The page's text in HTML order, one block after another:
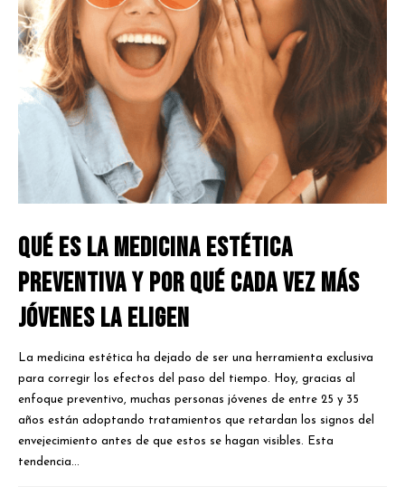
Qué es la medicina estética
preventiva y por qué cada vez más
jóvenes la eligen
La medicina estética ha dejado de ser una herramienta exclusiva
para corregir los efectos del paso del tiempo. Hoy, gracias al
enfoque preventivo, muchas personas jóvenes de entre 25 y 35
años están adoptando tratamientos que retardan los signos del
envejecimiento antes de que estos se hagan visibles. Esta
tendencia...